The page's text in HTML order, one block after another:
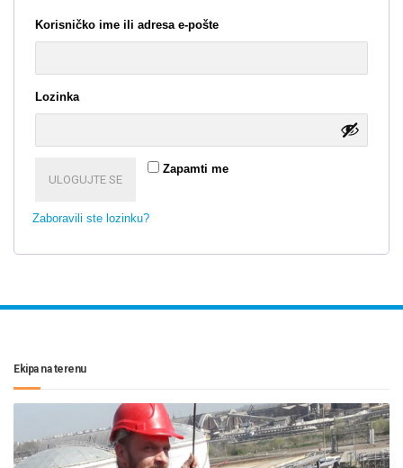
Korisničko ime ili adresa e-pošte
Lozinka
Zapamti me
ULOGUJTE SE
Zaboravili ste lozinku?
Ekipa na terenu